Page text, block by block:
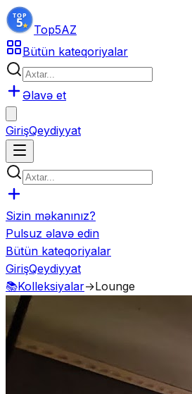
Top5AZ
Bütün kateqoriyalar
Əlavə et
GirişQeydiyyat
Sizin məkanınız?
Pulsuz əlavə edin
Bütün kateqoriyalar
GirişQeydiyyat
📚Kolleksiyalar→Lounge